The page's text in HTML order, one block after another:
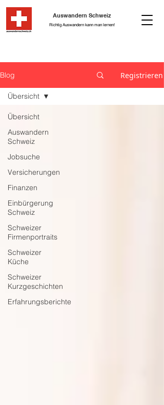
Richtig Auswandern kann man lernen!
Auswandern Schweiz
Blog Registrieren
Übersicht
Auswandern
Schweiz
Jobsuche
Versicherungen
Finanzen
Einbürgerung
Schweiz
Schweizer
Firmenportraits
Schweizer
Küche
Schweizer
Kurzgeschichten
Erfahrungsberichte
Übersicht